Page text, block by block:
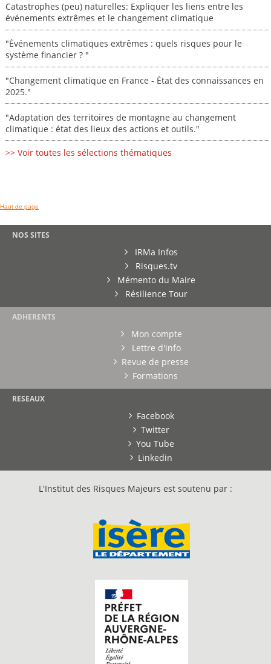
Catastrophes (peu) naturelles: Expliquer les liens entre les
événements extrêmes et le changement climatique
"Événements climatiques extrêmes : quels risques pour le
système financier ? "
"Changement climatique en France - État des connaissances en
2025."
"Adaptation des territoires de montagne au changement
climatique : état des lieux des actions et outils."
>> Voir toutes les sélections thématiques
Haut de page
NOS SITES
IRMa Infos
Risques.tv
Mémento du Maire
Résilience Tour
ADHERENTS
Mon compte
Lettre d'info
Revue de presse
Formations
RESEAUX
Facebook
Twitter
You Tube
Linkedin
L'Institut des Risques Majeurs est soutenu par :